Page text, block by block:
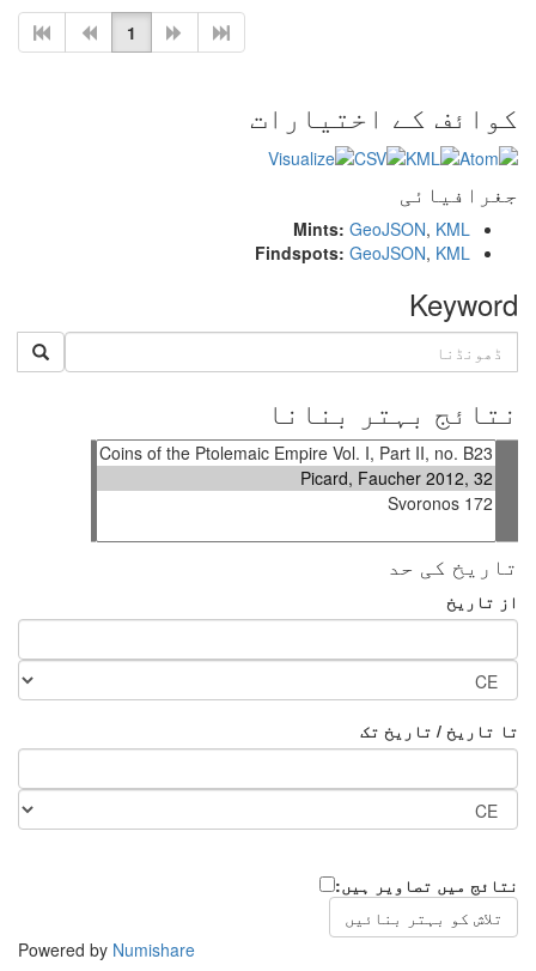
1
کوائف کے اختیارات
جغرافیائی
Mints: GeoJSON, KML
Findspots: GeoJSON, KML
Keyword
نتائج بہتر بنانا
تاریخ کی حد
از تاریخ
تا تاریخ / تاریخ تک
نتائج میں تصاویر ہیں:
Powered by Numishare